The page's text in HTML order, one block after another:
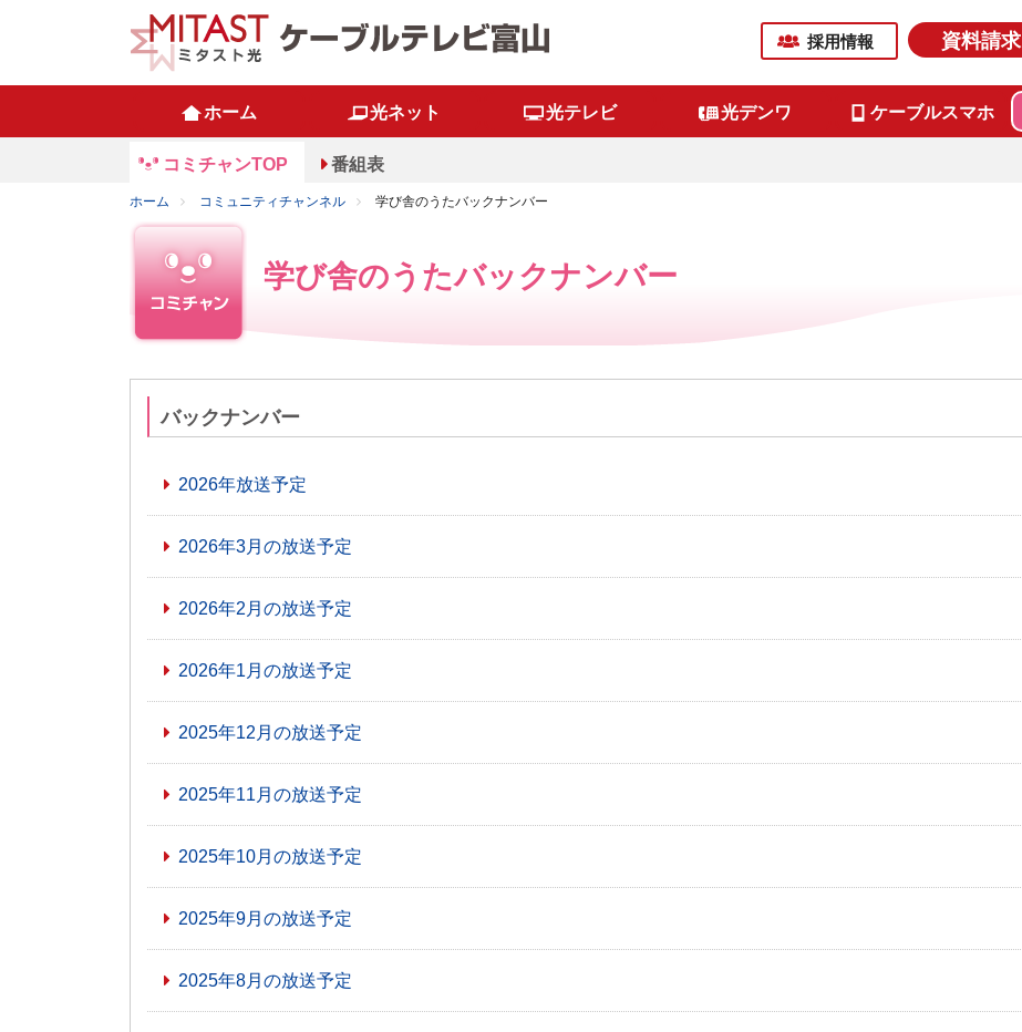
採用情報 資料請求
ホーム 光ネット 光テレビ 光デンワ ケーブルスマホ
コミチャンTOP 番組表
ホーム コミュニティチャンネル 学び舎のうたバックナンバー
学び舎のうたバックナンバー
バックナンバー
2026年放送予定
2026年3月の放送予定
2026年2月の放送予定
2026年1月の放送予定
2025年12月の放送予定
2025年11月の放送予定
2025年10月の放送予定
2025年9月の放送予定
2025年8月の放送予定